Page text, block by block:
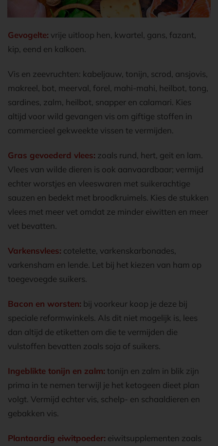
Gevogelte: vrije uitloop hen, kwartel, gans, fazant,
kip, eend en kalkoen.
Vis en zeevruchten: kabeljauw, tonijn, scrod, ansjovis,
makreel, bot, meerval, forel, mahi-mahi, heilbot, tong,
sardines, zalm, heilbot, snapper en calamari. Kies
altijd voor wild gevangen vis om giftige stoffen in
commercieel gekweekte vissen te vermijden.
Gras gevoederd vlees: zoals rund, hert, geit en lam.
Vlees van wilde dieren is ook aanvaardbaar; vermijd
echter worstjes en vleeswaren met suikerachtige
sauzen en bedekt met broodkruimels. Kies de stukken
vlees met meer vet omdat ze minder eiwitten en meer
vet bevatten.
Varkensvlees: cotelette, varkenskarbonades,
varkensham en lende. Let bij het kiezen van ham op
toegevoegde suikers.
Bacon en worsten: bij voorkeur koop je deze bij
speciale reformwinkels. Als dit niet mogelijk is, lees
dan altijd de etiketten om die te vermijden die
vulstoffen bevatten zoals soja of suikers.
Ingeblikte tonijn en zalm: tonijn en zalm in blik zijn
prima in te nemen terwijl je het ketogeen dieet plan
volgt. Vermijd echter vis, schelp- en schaaldieren en
gebakken vis.
Plantaardig eiwitpoeder: eiwitsupplementen zoals